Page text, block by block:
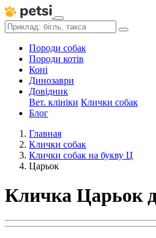
Породи собак
Породи котів
Коні
Динозаври
Довідник
Вет. клініки Клички собак
Блог
Главная
Клички собак
Клички собак на букву Ц
Царьок
Кличка Царьок